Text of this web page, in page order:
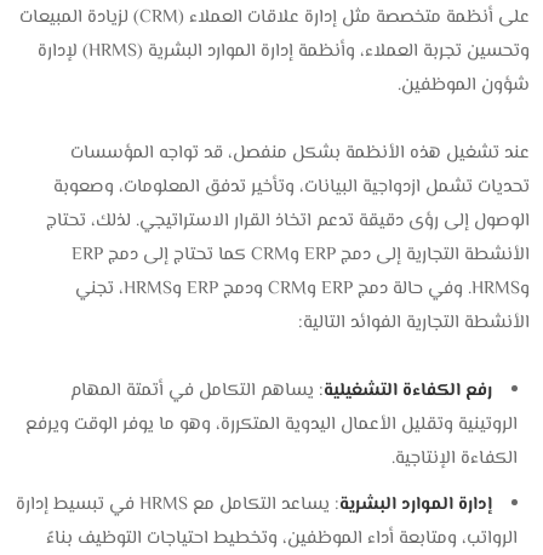
على أنظمة متخصصة مثل إدارة علاقات العملاء (CRM) لزيادة المبيعات
وتحسين تجربة العملاء، وأنظمة إدارة الموارد البشرية (HRMS) لإدارة
شؤون الموظفين.
عند تشغيل هذه الأنظمة بشكل منفصل، قد تواجه المؤسسات
تحديات تشمل ازدواجية البيانات، وتأخير تدفق المعلومات، وصعوبة
الوصول إلى رؤى دقيقة تدعم اتخاذ القرار الاستراتيجي. لذلك، تحتاج
الأنشطة التجارية إلى دمج ERP وCRM كما تحتاج إلى دمج ERP
وHRMS. وفي حالة دمج ERP وCRM ودمج ERP وHRMS، تجني
الأنشطة التجارية الفوائد التالية:
رفع الكفاءة التشغيلية: يساهم التكامل في أتمتة المهام
الروتينية وتقليل الأعمال اليدوية المتكررة، وهو ما يوفر الوقت ويرفع
الكفاءة الإنتاجية.
إدارة الموارد البشرية
: يساعد التكامل مع HRMS في تبسيط إدارة
الرواتب، ومتابعة أداء الموظفين، وتخطيط احتياجات التوظيف بناءً